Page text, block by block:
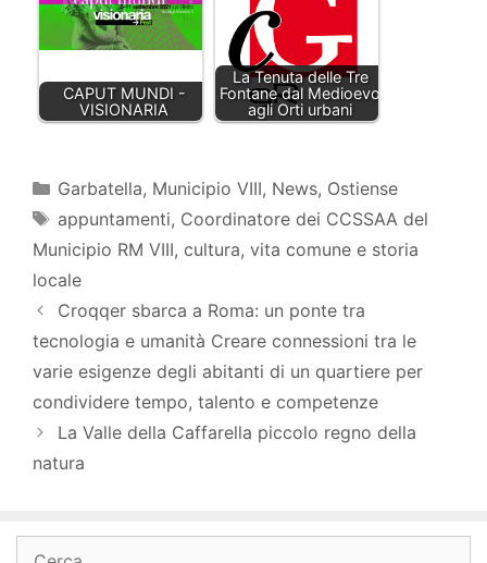
CAPUT MUNDI -
VISIONARIA
La Tenuta delle Tre
Fontane dal Medioevo
agli Orti urbani
Categorie
Garbatella, Municipio VIII, News, Ostiense
Tag
appuntamenti, Coordinatore dei CCSSAA del
Municipio RM VIII, cultura, vita comune e storia
locale
Croqqer sbarca a Roma: un ponte tra
tecnologia e umanità Creare connessioni tra le
varie esigenze degli abitanti di un quartiere per
condividere tempo, talento e competenze
La Valle della Caffarella piccolo regno della
natura